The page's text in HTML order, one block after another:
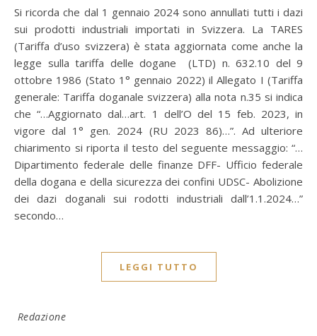
Si ricorda che dal 1 gennaio 2024 sono annullati tutti i dazi
sui prodotti industriali importati in Svizzera. La TARES
(Tariffa d’uso svizzera) è stata aggiornata come anche la
legge sulla tariffa delle dogane (LTD) n. 632.10 del 9
ottobre 1986 (Stato 1° gennaio 2022) il Allegato I (Tariffa
generale: Tariffa doganale svizzera) alla nota n.35 si indica
che “…Aggiornato dal…art. 1 dell’O del 15 feb. 2023, in
vigore dal 1° gen. 2024 (RU 2023 86)…”. Ad ulteriore
chiarimento si riporta il testo del seguente messaggio: “…
Dipartimento federale delle finanze DFF- Ufficio federale
della dogana e della sicurezza dei confini UDSC- Abolizione
dei dazi doganali sui rodotti industriali dall’1.1.2024…”
secondo…
LEGGI TUTTO
Redazione